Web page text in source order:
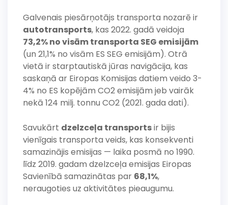
Galvenais piesārņotājs transporta nozarē ir
autotransports, kas 2022. gadā veidoja
73,2% no visām transporta SEG emisijām
(un 21,1% no visām ES SEG emisijām). Otrā
vietā ir starptautiskā jūras navigācija, kas
saskaņā ar Eiropas Komisijas datiem veido 3-
4% no ES kopējām CO2 emisijām jeb vairāk
nekā 124 milj. tonnu CO2 (2021. gada dati).
Savukārt dzelzceļa transportsir bijis
vienīgais transporta veids, kas konsekventi
samazinājis emisijas — laika posmā no 1990.
līdz 2019. gadam dzelzceļa emisijas Eiropas
Savienībā samazinātas par 68,1%,
neraugoties uz aktivitātes pieaugumu.